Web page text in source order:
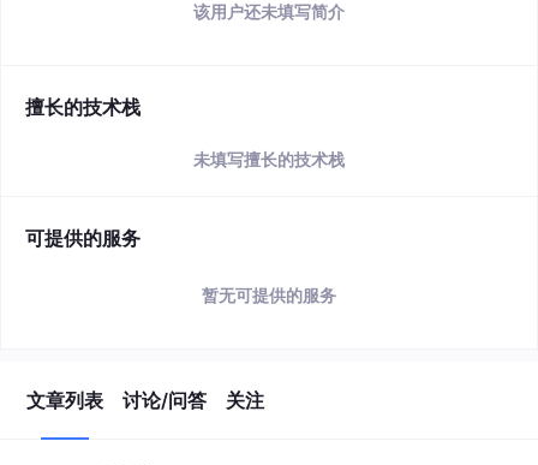
该用户还未填写简介
擅长的技术栈
未填写擅长的技术栈
可提供的服务
暂无可提供的服务
文章列表 讨论/问答 关注